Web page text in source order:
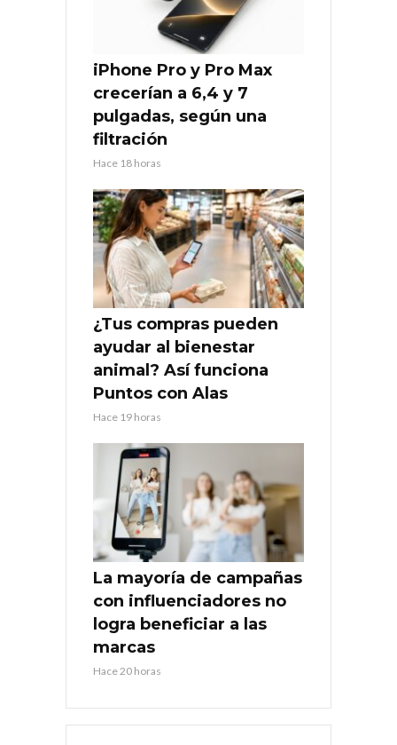
iPhone Pro y Pro Max
crecerían a 6,4 y 7
pulgadas, según una
filtración
Hace 18 horas
¿Tus compras pueden
ayudar al bienestar
animal? Así funciona
Puntos con Alas
Hace 19 horas
La mayoría de campañas
con influenciadores no
logra beneficiar a las
marcas
Hace 20 horas